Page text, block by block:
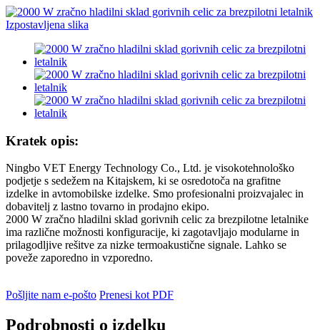
Kratek opis:
Ningbo VET Energy Technology Co., Ltd. je visokotehnološko
podjetje s sedežem na Kitajskem, ki se osredotoča na grafitne
izdelke in avtomobilske izdelke. Smo profesionalni proizvajalec in
dobavitelj z lastno tovarno in prodajno ekipo.
2000 W zračno hladilni sklad gorivnih celic za brezpilotne letalnike
ima različne možnosti konfiguracije, ki zagotavljajo modularne in
prilagodljive rešitve za nizke termoakustične signale. Lahko se
poveže zaporedno in vzporedno.
Pošljite nam e-pošto Prenesi kot PDF
Podrobnosti o izdelku